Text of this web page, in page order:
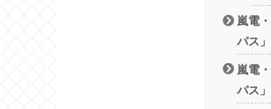
嵐電
パス
嵐電
パス